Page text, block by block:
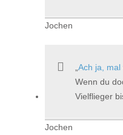
Jochen
Ach ja,
Wenn du
Vielflieger
Jochen